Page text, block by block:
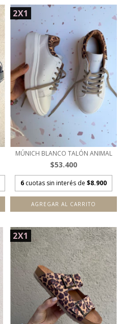
2X1
MÚNICH BLANCO TALÓN ANIMAL
$53.400
6 cuotas sin interés de $8.900
AGREGAR AL CARRITO
2X1